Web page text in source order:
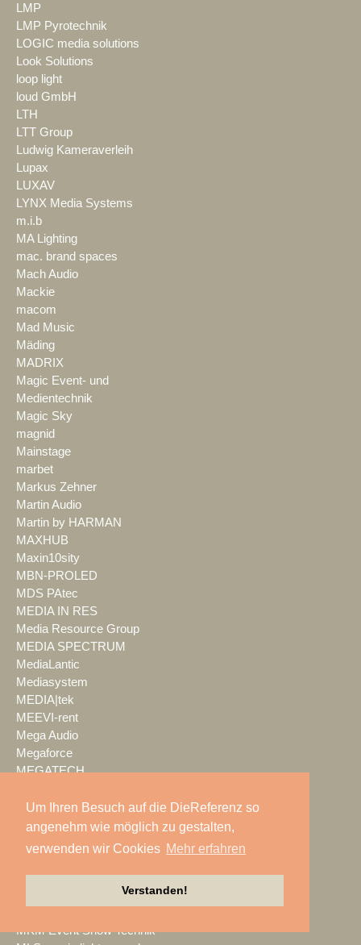
Um Ihren Besuch auf die DieReferenz so
angenehm wie möglich zu gestalten,
verwenden wir Cookies Mehr erfahren
Verstanden!
LMP
LMP Pyrotechnik
LOGIC media solutions
Look Solutions
loop light
loud GmbH
LTH
LTT Group
Ludwig Kameraverleih
Lupax
LUXAV
LYNX Media Systems
m.i.b
MA Lighting
mac. brand spaces
Mach Audio
Mackie
macom
Mad Music
Mäding
MADRIX
Magic Event- und
Medientechnik
Magic Sky
magnid
Mainstage
marbet
Markus Zehner
Martin Audio
Martin by HARMAN
MAXHUB
Maxin10sity
MBN-PROLED
MDS PAtec
MEDIA IN RES
Media Resource Group
MEDIA SPECTRUM
MediaLantic
Mediasystem
MEDIA|tek
MEEVI-rent
Mega Audio
Megaforce
MEGATECH
Mersive
Meyer Sound
Ministry of Light
MKM Event Show Technik